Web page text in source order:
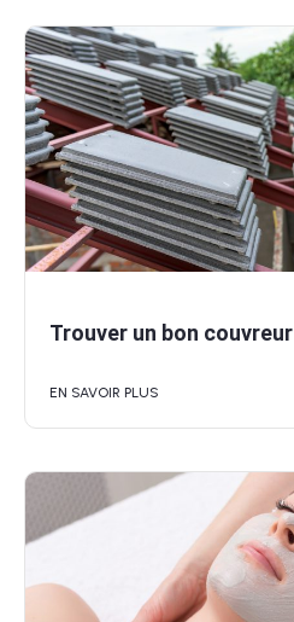
Trouver un bon couvreur
EN SAVOIR PLUS